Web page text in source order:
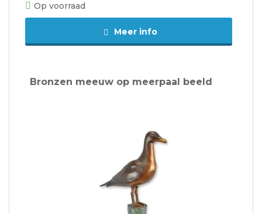
Op voorraad
Meer info
Bronzen meeuw op meerpaal beeld